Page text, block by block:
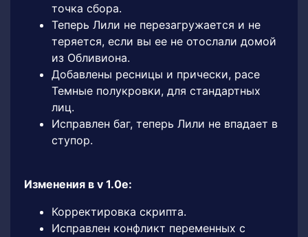
точка сбора.
Теперь Лили не перезагружается и не
теряется, если вы ее не отослали домой
из Обливиона.
Добавлены ресницы и прически, расе
Темные полукровки, для стандартных
лиц.
Исправлен баг, теперь Лили не впадает в
ступор.
Изменения в v 1.0e:
Корректировка скрипта.
Исправлен конфликт переменных с